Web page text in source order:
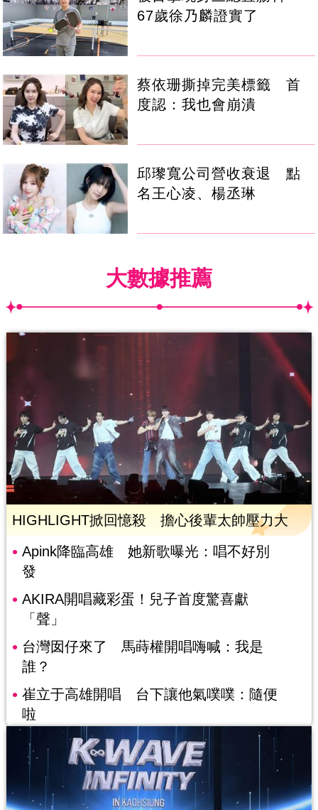
67歲徐乃麟證實了
蔡依珊撕掉完美標籤 首
度認：我也會崩潰
邱瓈寬公司營收衰退 點
名王心凌、楊丞琳
大數據推薦
HIGHLIGHT掀回憶殺 擔心後輩太帥壓力大
Apink降臨高雄 她新歌曝光：唱不好別
發
AKIRA開唱藏彩蛋！兒子首度驚喜獻
「聲」
台灣囡仔來了 馬蒔權開唱嗨喊：我是
誰？
崔立于高雄開唱 台下讓他氣噗噗：隨便
啦